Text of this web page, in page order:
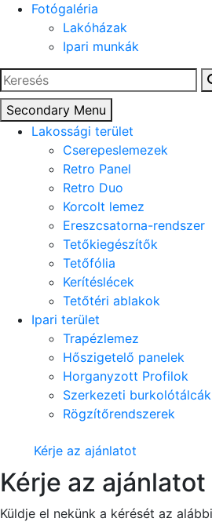
Fotógaléria
Lakóházak
Ipari munkák
Keresés:
Secondary Menu
Lakossági terület
Cserepeslemezek
Retro Panel
Retro Duo
Korcolt lemez
Ereszcsatorna-rendszer
Tetőkiegészítők
Tetőfólia
Kerítéslécek
Tetőtéri ablakok
Ipari terület
Trapézlemez
Hőszigetelő panelek
Horganyzott Profilok
Szerkezeti burkolótálcák
Rögzítőrendszerek
Kérje az ajánlatot
Kérje az ajánlatot
Küldje el nekünk a kérését az